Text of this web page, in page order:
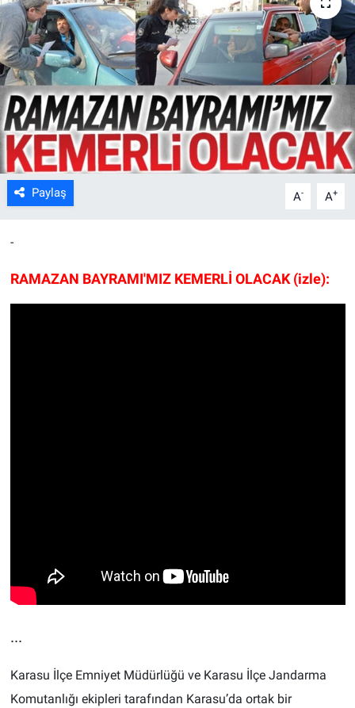
Paylaş A- A+
-
RAMAZAN BAYRAMI'MIZ KEMERLİ OLACAK (izle):
...
Karasu İlçe Emniyet Müdürlüğü ve Karasu İlçe Jandarma
Komutanlığı ekipleri tarafından Karasu’da ortak bir